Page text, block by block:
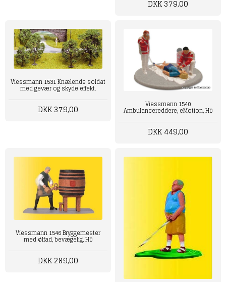
DKK 379,00
Viessmann ‎1531 Knælende soldat
med gevær og skyde effekt.
DKK 379,00 Viessmann 1540
Ambulancereddere, eMotion, H0
DKK 449,00
Viessmann 1546 Bryggemester
med ølfad, bevægelig, H0
DKK 289,00